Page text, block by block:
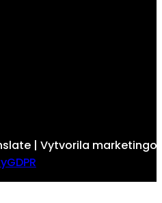
| Vytvorila
GDPR